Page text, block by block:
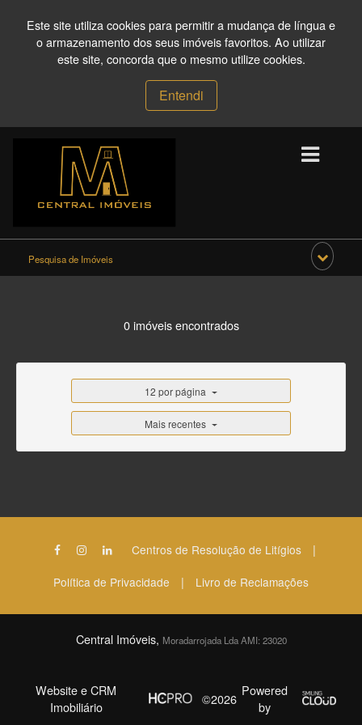
Este site utiliza cookies para permitir a mudança de língua e
o armazenamento dos seus imóveis favoritos. Ao utilizar
este site, concorda que o mesmo utilize cookies.
Entendi
Pesquisa de Imóveis
0 imóveis encontrados
12 por página
Mais recentes
Centros de Resolução de Litígios |
Política de Privacidade | Livro de Reclamações
Central Imóveis, Moradarrojada Lda AMI: 23020
Website e CRM
Imobiliário
©2026 Powered
by